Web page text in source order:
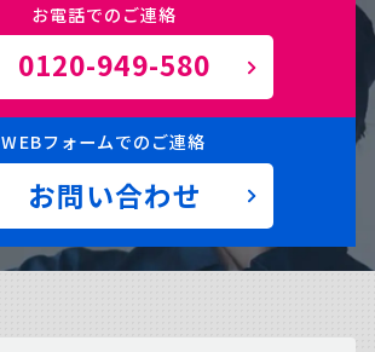
お電話でのご連絡
0120-949-580
WEBフォームでのご連絡
お問い合わせ